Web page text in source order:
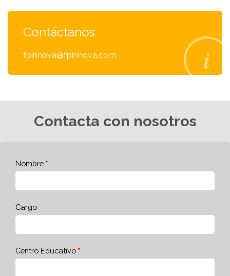
Contáctanos
fpinnova@fpinnova.com
Contacta con nosotros
Nombre
Cargo
Centro Educativo